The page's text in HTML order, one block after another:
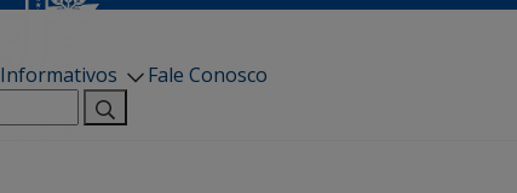
Informativos
Fale Conosco